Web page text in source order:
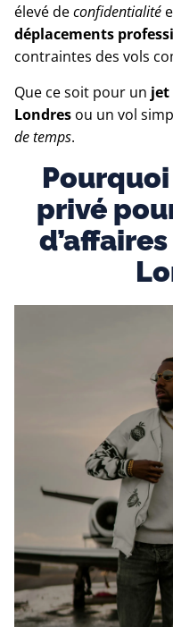
élevé deconfidentialité
déplacements
contraintes des vols
Que ce soit pour un jet
Londres ou un vol
de temps.
privé